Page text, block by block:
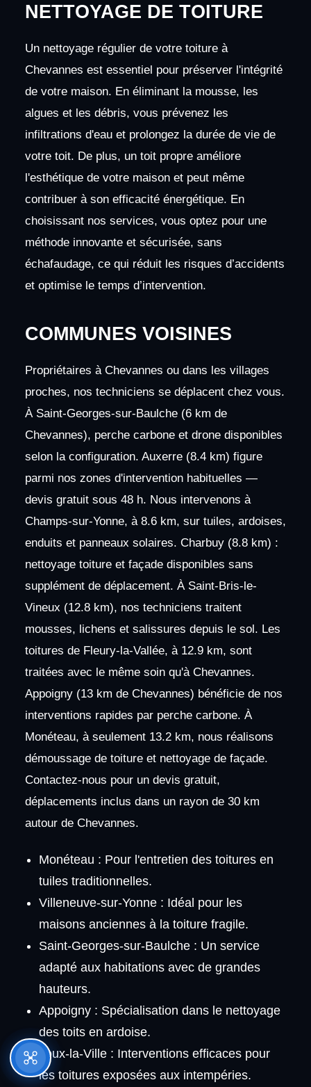
NETTOYAGE DE TOITURE
Un nettoyage régulier de votre toiture à
Chevannes est essentiel pour préserver l'intégrité
de votre maison. En éliminant la mousse, les
algues et les débris, vous prévenez les
infiltrations d'eau et prolongez la durée de vie de
votre toit. De plus, un toit propre améliore
l'esthétique de votre maison et peut même
contribuer à son efficacité énergétique. En
choisissant nos services, vous optez pour une
méthode innovante et sécurisée, sans
échafaudage, ce qui réduit les risques d’accidents
et optimise le temps d’intervention.
COMMUNES VOISINES
Propriétaires à Chevannes ou dans les villages
proches, nos techniciens se déplacent chez vous.
À Saint-Georges-sur-Baulche (6 km de
Chevannes), perche carbone et drone disponibles
selon la configuration. Auxerre (8.4 km) figure
parmi nos zones d'intervention habituelles —
devis gratuit sous 48 h. Nous intervenons à
Champs-sur-Yonne, à 8.6 km, sur tuiles, ardoises,
enduits et panneaux solaires. Charbuy (8.8 km) :
nettoyage toiture et façade disponibles sans
supplément de déplacement. À Saint-Bris-le-
Vineux (12.8 km), nos techniciens traitent
mousses, lichens et salissures depuis le sol. Les
toitures de Fleury-la-Vallée, à 12.9 km, sont
traitées avec le même soin qu'à Chevannes.
Appoigny (13 km de Chevannes) bénéficie de nos
interventions rapides par perche carbone. À
Monéteau, à seulement 13.2 km, nous réalisons
démoussage de toiture et nettoyage de façade.
Contactez-nous pour un devis gratuit,
déplacements inclus dans un rayon de 30 km
autour de Chevannes.
Monéteau : Pour l'entretien des toitures en
tuiles traditionnelles.
Villeneuve-sur-Yonne : Idéal pour les
maisons anciennes à la toiture fragile.
Saint-Georges-sur-Baulche : Un service
adapté aux habitations avec de grandes
hauteurs.
Appoigny : Spécialisation dans le nettoyage
des toits en ardoise.
Joux-la-Ville : Interventions efficaces pour
les toitures exposées aux intempéries.